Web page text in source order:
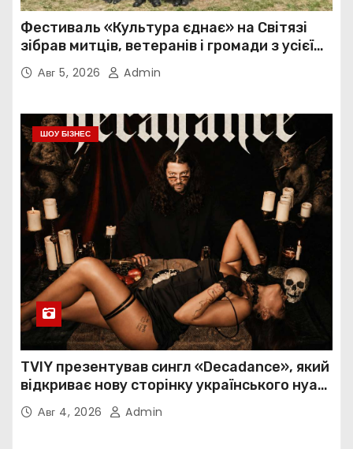
Фестиваль «Культура єднає» на Світязі
зібрав митців, ветеранів і громади з усієї
України
Авг 5, 2026 Admin
ШОУ БІЗНЕС
TVIY презентував сингл «Decadance», який
відкриває нову сторінку українського нуар-
попуАвг 4, 2026 Admin